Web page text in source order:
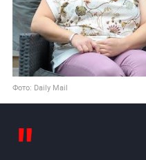
Фото: Daily Mail